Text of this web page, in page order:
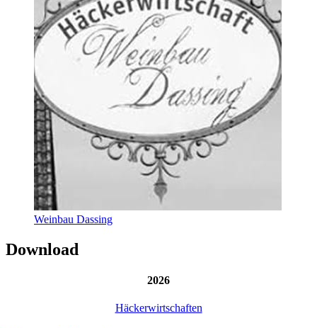
Weinbau Dassing
Download
2026
Häckerwirtschaften